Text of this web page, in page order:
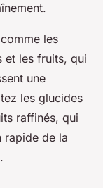
les
et les fruits, qui
une
les glucides
raffinés, qui
rapide de la